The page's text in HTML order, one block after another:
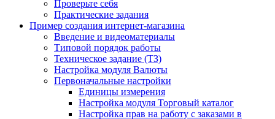
Проверьте себя
Практические задания
Пример создания интернет-магазина
Введение и видеоматериалы
Типовой порядок работы
Техническое задание (ТЗ)
Настройка модуля Валюты
Первоначальные настройки
Единицы измерения
Настройка модуля Торговый каталог
Настройка прав на работу с заказами в